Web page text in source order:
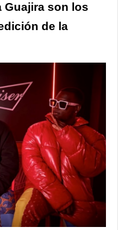
Guajira son los
de la